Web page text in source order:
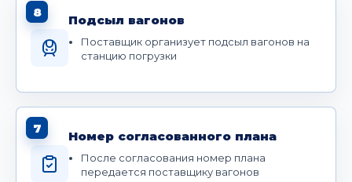
8
Подсыл вагонов
Поставщик организует подсыл вагонов на
станцию погрузки
7
Номер согласованного плана
После согласования номер плана
передается поставщику вагонов